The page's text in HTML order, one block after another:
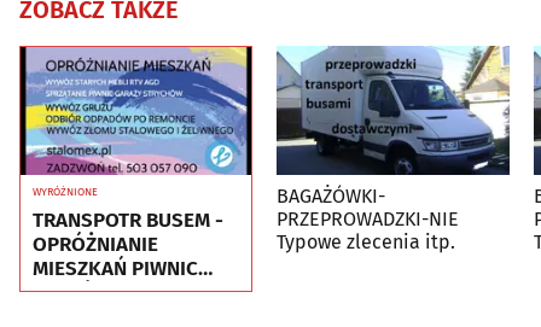
ZOBACZ TAKŻE
WYRÓŻNIONE
TRANSPOTR BUSEM -
OPRÓŻNIANIE
MIESZKAŃ PIWNIC
GARAŻY - UTYLIZACJA
BAGAŻÓWKI-
PRZEPROWADZKI-NIE
Typowe zlecenia itp.